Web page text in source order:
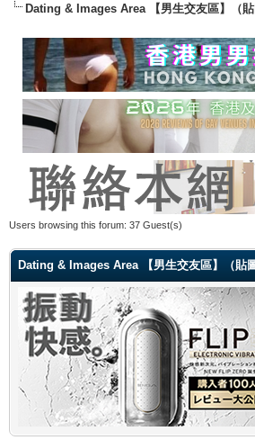
Dating & Images Area 【男生交友區】（貼
Users browsing this forum: 37 Guest(s)
Dating & Images Area 【男生交友區】（貼